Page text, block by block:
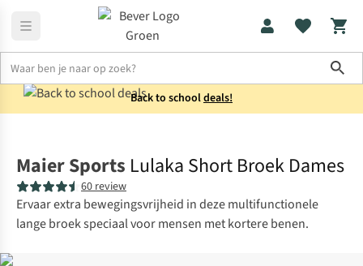
Back to schooldeals!
Maier Sports Lulaka Short Broek Dames
60 review
Ervaar extra bewegingsvrijheid in deze multifunctionele
lange broek speciaal voor mensen met kortere benen.